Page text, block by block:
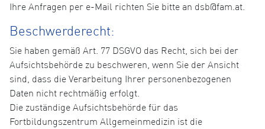
Ihre Anfragen per e-Mail richten Sie bitte an dsb@fam.at.
Beschwerderecht:
Sie haben gemäß Art. 77 DSGVO das Recht, sich bei der
Aufsichtsbehörde zu beschweren, wenn Sie der Ansicht
sind, dass die Verarbeitung Ihrer personenbezogenen
Daten nicht rechtmäßig erfolgt.
Die zuständige Aufsichtsbehörde für das
Fortbildungszentrum Allgemeinmedizin ist die